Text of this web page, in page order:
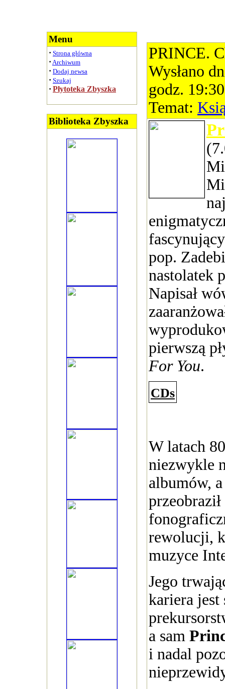
Menu
· Strona główna
· Archiwum
· Dodaj newsa
· Szukaj
· Płytoteka Zbyszka
Biblioteka Zbyszka
PRINCE.
Wysłano
godz.
Temat:
pop.
nastolatek
Napisał
pierwszą
For You.
CDs
W latach
niezwykle
albumów,
rewolucji,
muzyce
Jego
kariera jest
a sam
i nadal